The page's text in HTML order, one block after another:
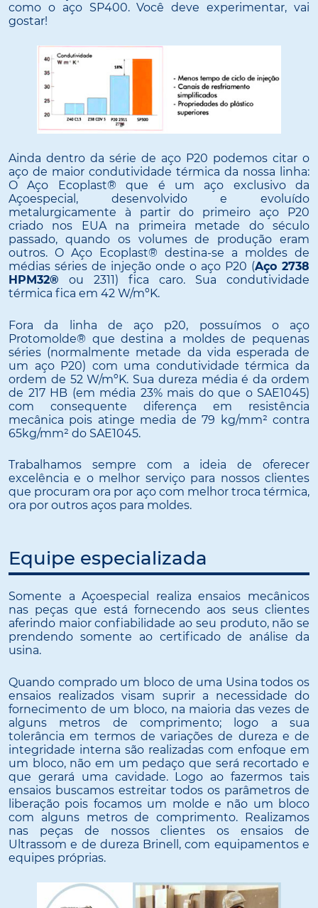
como o aço SP400. Você deve experimentar, vai
gostar!
Ainda dentro da série de aço P20 podemos citar o
aço de maior condutividade térmica da nossa linha:
O Aço Ecoplast® que é um aço exclusivo da
Açoespecial, desenvolvido e evoluído
metalurgicamente à partir do primeiro aço P20
criado nos EUA na primeira metade do século
passado, quando os volumes de produção eram
outros. O Aço Ecoplast® destina-se a moldes de
médias séries de injeção onde o aço P20 (Aço 2738
HPM32® ou 2311) fica caro. Sua condutividade
térmica fica em 42 W/mºK.
Fora da linha de aço p20, possuímos o aço
Protomolde® que destina a moldes de pequenas
séries (normalmente metade da vida esperada de
um aço P20) com uma condutividade térmica da
ordem de 52 W/mºK. Sua dureza média é da ordem
de 217 HB (em média 23% mais do que o SAE1045)
com consequente diferença em resistência
mecânica pois atinge media de 79 kg/mm² contra
65kg/mm² do SAE1045.
Trabalhamos sempre com a ideia de oferecer
excelência e o melhor serviço para nossos clientes
que procuram ora por aço com melhor troca térmica,
ora por outros aços para moldes.
Equipe especializada
Somente a Açoespecial realiza ensaios mecânicos
nas peças que está fornecendo aos seus clientes
aferindo maior confiabilidade ao seu produto, não se
prendendo somente ao certificado de análise da
usina.
Quando comprado um bloco de uma Usina todos os
ensaios realizados visam suprir a necessidade do
fornecimento de um bloco, na maioria das vezes de
alguns metros de comprimento; logo a sua
tolerância em termos de variações de dureza e de
integridade interna são realizadas com enfoque em
um bloco, não em um pedaço que será recortado e
que gerará uma cavidade. Logo ao fazermos tais
ensaios buscamos estreitar todos os parâmetros de
liberação pois focamos um molde e não um bloco
com alguns metros de comprimento. Realizamos
nas peças de nossos clientes os ensaios de
Ultrassom e de dureza Brinell, com equipamentos e
equipes próprias.